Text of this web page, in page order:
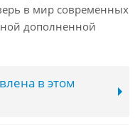
в мир современных
дополненной
в этом